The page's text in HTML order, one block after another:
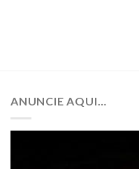
ANUNCIE AQUI…